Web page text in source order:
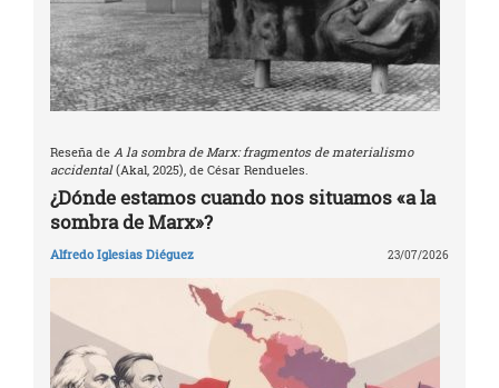
Reseña de A la sombra de Marx: fragmentos de materialismo
accidental(Akal, 2025), de César Rendueles.
¿Dónde estamos cuando nos situamos «a la
sombra de Marx»?
Alfredo Iglesias Diéguez 23/07/2026